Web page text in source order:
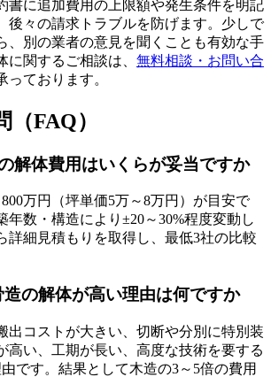
書に追加費用の上限額や発生条件を明記
後々の請求トラブルを防げます。少しで
、別の業者の意見を聞くことも有効な手
関するご相談は、 無料相談・お問い合
っております。
FAQ）
解体費用はいくらが妥当ですか
万円（坪単価5万～8万円）が目安で
年数・構造により±20～30%程度変動し
詳細見積もりを取得し、最低3社の比較
の解体が高い理由は何ですか
出コストが大きい、切断や分別に特別装
高い、工期が長い、高度な技術を要する
です。結果として木造の3～5倍の費用